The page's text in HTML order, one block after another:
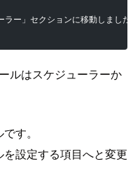
ラー」セクションに移動しまし
ルはスケジューラーか
す。
設定する項目へと変更